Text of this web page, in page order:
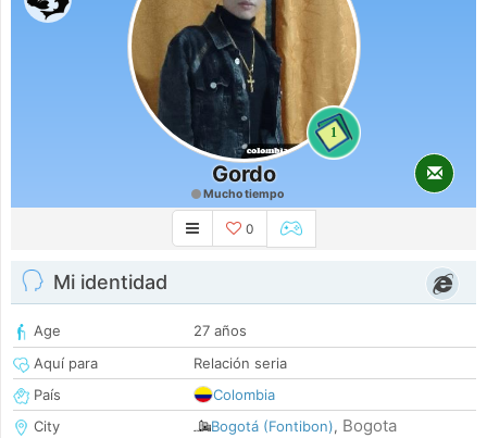
1
Gordo
Mucho tiempo
0
Mi identidad
Age
27 años
Aquí para
Relación seria
País
Colombia
City
Bogotá (Fontibon), Bogota